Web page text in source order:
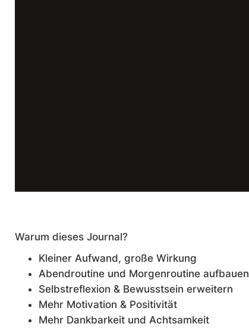
Warum dieses Journal?
Kleiner Aufwand, große Wirkung
Abendroutine und Morgenroutine aufbauen
Selbstreflexion & Bewusstsein erweitern
Mehr Motivation & Positivität
Mehr Dankbarkeit und Achtsamkeit